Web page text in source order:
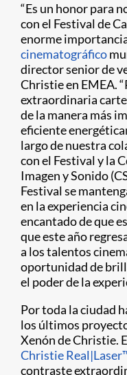
“Es un honor para
con el Festival de
enorme
cinematográfico
director senior de
Christie en EMEA.
extraordinaria
de la manera más
eficiente
largo de nuestra
con el Festival y la
Imagen y Sonido
Festival se
en la experiencia
encantado de que
que este año
a los talentos
oportunidad de
el poder de la
Por toda la ciudad
los últimos
Xenón de Christie.
Christie
contraste